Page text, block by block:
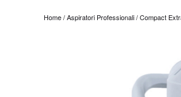
Home/Aspiratori Professionali/Compact